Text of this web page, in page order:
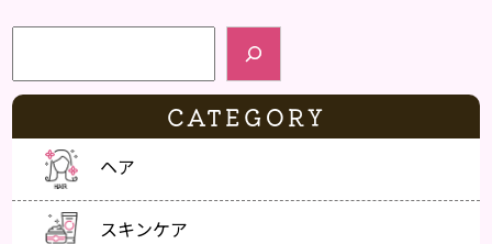
検索
CATEGORY
ヘア
スキンケア